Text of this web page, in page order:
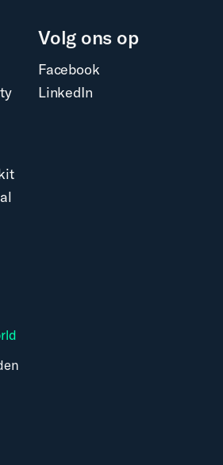
Volg ons op
Facebook
LinkedIn